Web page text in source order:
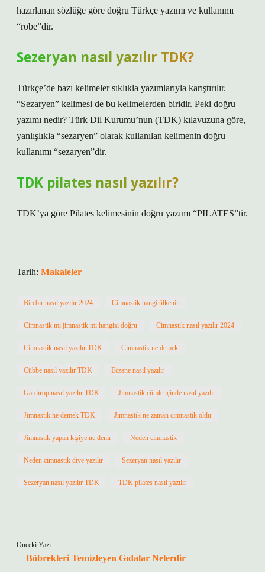
hazırlanan sözlüğe göre doğru Türkçe yazımı ve kullanımı
“robe”dir.
Sezeryan nasıl yazılır TDK?
Türkçe’de bazı kelimeler sıklıkla yazımlarıyla karıştırılır.
“Sezaryen” kelimesi de bu kelimelerden biridir. Peki doğru
yazımı nedir? Türk Dil Kurumu’nun (TDK) kılavuzuna göre,
yanlışlıkla “sezaryen” olarak kullanılan kelimenin doğru
kullanımı “sezaryen”dir.
TDK pilates nasıl yazılır?
TDK’ya göre Pilates kelimesinin doğru yazımı “PILATES”tir.
Tarih: Makaleler
Birebir nasıl yazılır 2024 Cimnastik hangi ülkenin
Cimnastik mi jimnastik mi hangisi doğru Cimnastik nasıl yazılır 2024
Cimnastik nasıl yazılır TDK Cimnastik ne demek
Cübbe nasıl yazılır TDK Eczane nasıl yazılır
Gardırop nasıl yazılır TDK Jimnastik cümle içinde nasıl yazılır
Jimnastik ne demek TDK Jimnastik ne zaman cimnastik oldu
Jimnastik yapan kişiye ne denir Neden cimnastik
Neden cimnastik diye yazılır Sezeryan nasıl yazılır
Sezeryan nasıl yazılır TDK TDK pilates nasıl yazılır
Önceki Yazı
Böbrekleri Temizleyen Gıdalar Nelerdir